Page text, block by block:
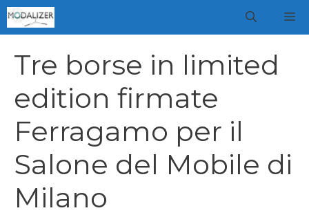
Vai
al
Tre borse in limited
edition firmate
Ferragamo per il
Salone del Mobile di
Milano